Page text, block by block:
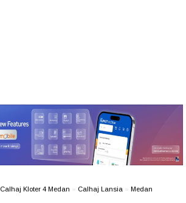
Calhaj Kloter 4 Medan Calhaj Lansia Medan